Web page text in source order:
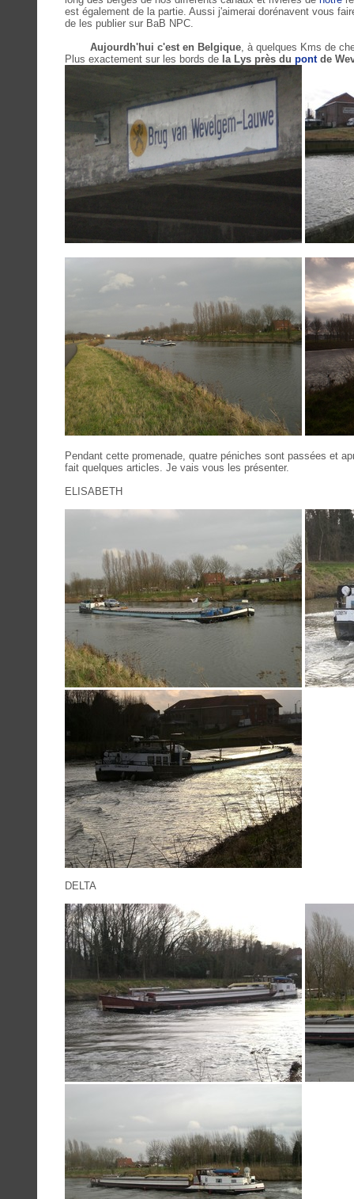
est également de la partie. Aussi j'aimerai dorénavent vous
de les publier sur BaB NPC.
Aujourdh'hui c'est en Belgique, à quelques Kms de
Plus exactement sur les bords de la Lys près du pontde
Pendant cette promenade, quatre péniches sont passées et
fait quelques articles. Je vais vous les présenter.
ELISABETH
DELTA